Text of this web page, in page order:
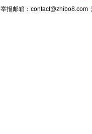
举报邮箱：